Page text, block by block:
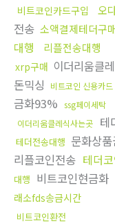
비트코인카드구입 오
전송 소액결제테더구
대행
리플전송대행
xrp구매 이더리움클
돈믹싱
비트코인 신용카드
금화93% ssg페이세탁
이더리움클레식사는곳
테
테더전송대행 문화상
리플코인전송 테더
대행 비트코인현금화
래소fds송금시간
비트코인환전